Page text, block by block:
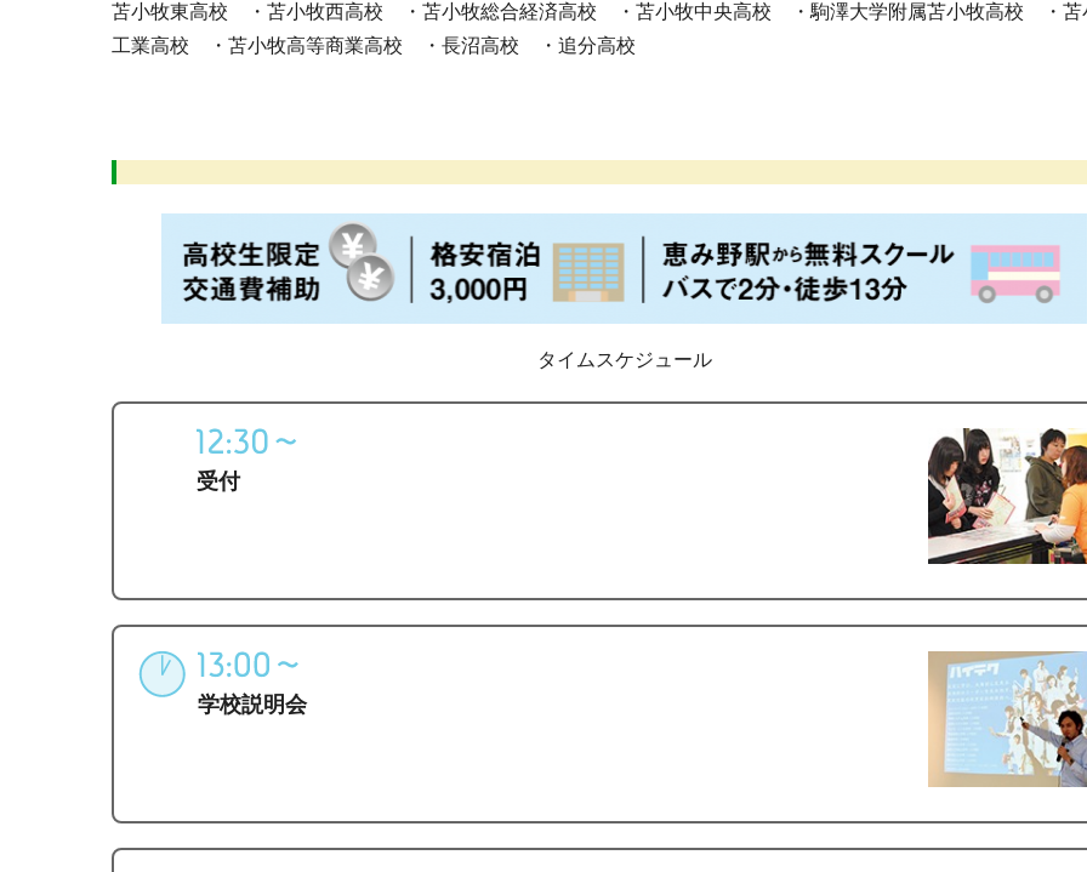
苫小牧東高校 ・苫小牧西高校 ・苫小牧総合経済高校 ・苫小牧中央高校 ・駒澤大学附属苫小牧高校 ・苫
工業高校 ・苫小牧高等商業高校 ・長沼高校 ・追分高校
タイムスケジュール
受付
学校説明会